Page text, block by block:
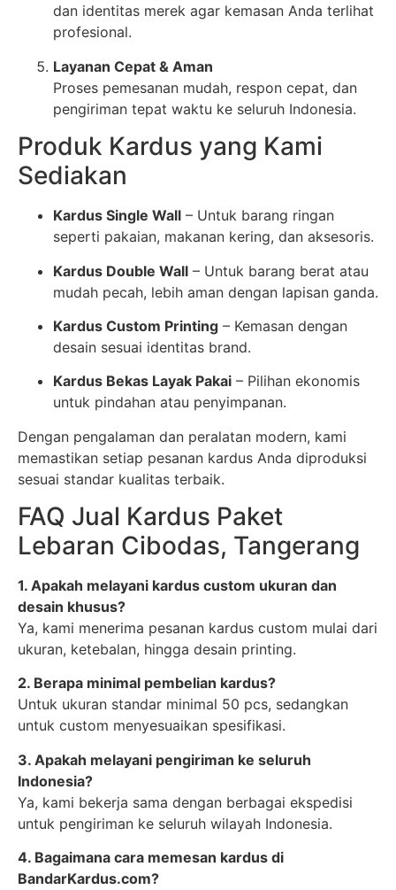
dan identitas merek agar kemasan Anda terlihat
profesional.
Layanan Cepat & Aman
Proses pemesanan mudah, respon cepat, dan
pengiriman tepat waktu ke seluruh Indonesia.
Produk Kardus yang Kami
Sediakan
Kardus Single Wall – Untuk barang ringan
seperti pakaian, makanan kering, dan aksesoris.
Kardus Double Wall – Untuk barang berat atau
mudah pecah, lebih aman dengan lapisan ganda.
Kardus Custom Printing – Kemasan dengan
desain sesuai identitas brand.
Kardus Bekas Layak Pakai – Pilihan ekonomis
untuk pindahan atau penyimpanan.
Dengan pengalaman dan peralatan modern, kami
memastikan setiap pesanan kardus Anda diproduksi
sesuai standar kualitas terbaik.
FAQ Jual Kardus Paket
Lebaran Cibodas, Tangerang
1. Apakah melayani kardus custom ukuran dan
desain khusus?
Ya, kami menerima pesanan kardus custom mulai dari
ukuran, ketebalan, hingga desain printing.
2. Berapa minimal pembelian kardus?
Untuk ukuran standar minimal 50 pcs, sedangkan
untuk custom menyesuaikan spesifikasi.
3. Apakah melayani pengiriman ke seluruh
Indonesia?
Ya, kami bekerja sama dengan berbagai ekspedisi
untuk pengiriman ke seluruh wilayah Indonesia.
4. Bagaimana cara memesan kardus di
BandarKardus.com?